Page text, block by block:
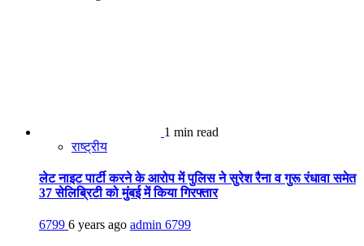
1 min read
राष्ट्रीय
लेट नाइट पार्टी करने के आरोप में पुलिस ने सुरेश रैना व गुरू रंधावा समेत
37 सेलिब्रिटी को मुंबई में किया गिरफ्तार
6799 6 years ago admin 6799